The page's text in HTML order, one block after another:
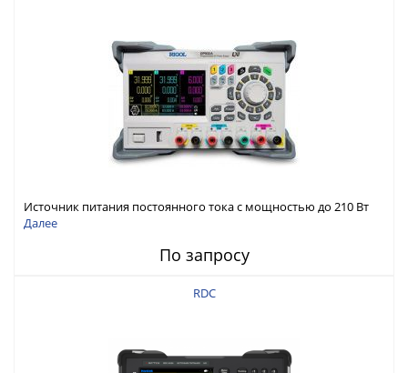
Источник питания постоянного тока с мощностью до 210 Вт
Далее
По запросу
RDC